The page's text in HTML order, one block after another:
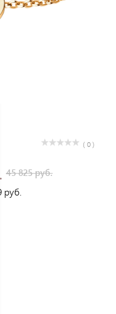
( 0 )
45 825 руб.
руб.